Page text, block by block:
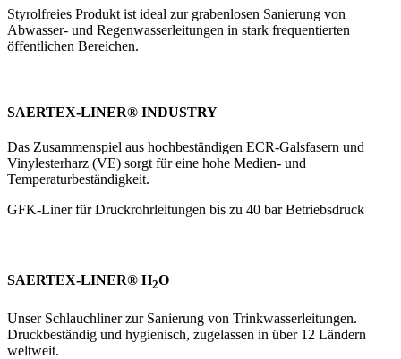
Styrolfreies Produkt ist ideal zur grabenlosen Sanierung von
Abwasser- und Regenwasserleitungen in stark frequentierten
öffentlichen Bereichen.
SAERTEX-LINER® INDUSTRY
Das Zusammenspiel aus hochbeständigen ECR-Galsfasern und
Vinylesterharz (VE) sorgt für eine hohe Medien- und
Temperaturbeständigkeit.
GFK-Liner für Druckrohrleitungen bis zu 40 bar Betriebsdruck
SAERTEX-LINER® H2O
Unser Schlauchliner zur Sanierung von Trinkwasserleitungen.
Druckbeständig und hygienisch, zugelassen in über 12 Ländern
weltweit.